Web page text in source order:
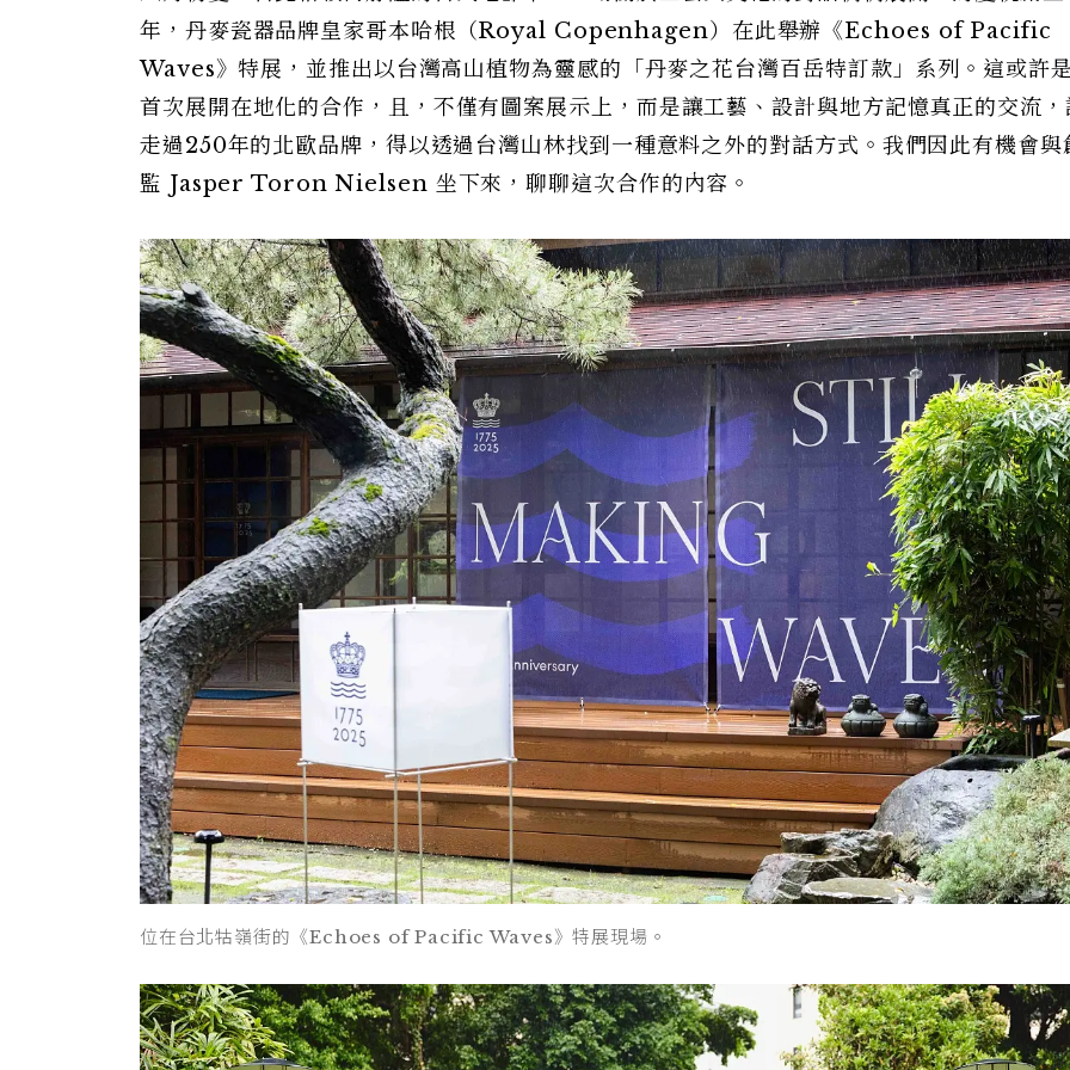
年，丹麥瓷器品牌皇家哥本哈根（Royal Copenhagen）在此舉辦《Echoes of Pacific
Waves》特展，並推出以台灣高山植物為靈感的「丹麥之花台灣百岳特訂款」系列。這或許
首次展開在地化的合作，且，不僅有圖案展示上，而是讓工藝、設計與地方記憶真正的交流
走過250年的北歐品牌，得以透過台灣山林找到一種意料之外的對話方式。我們因此有機會與
監 Jasper Toron Nielsen 坐下來，聊聊這次合作的內容。
位在台北牯嶺街的《Echoes of Pacific Waves》特展現場。